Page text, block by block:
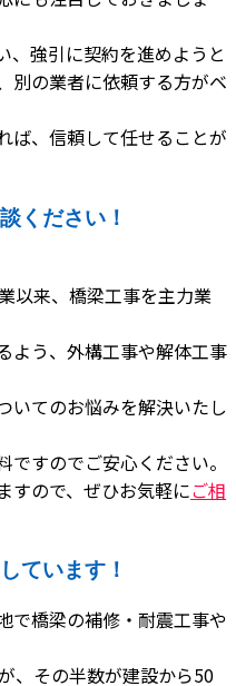
、強引に契約を進めようと
別の業者に依頼する方がベ
ば、信頼して任せることが
ください！
以来、橋梁工事を主力業
よう、外構工事や解体工事
いてのお悩みを解決いたし
すのでご安心ください。
すので、ぜひお気軽にご相
ています！
で橋梁の補修・耐震工事や
、その半数が建設から50